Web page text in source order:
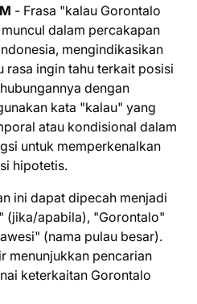
- Frasa "kalau Gorontalo
dalam percakapan
mengindikasikan
rasa ingin tahu terkait posisi
dengan
kata "kalau" yang
atau kondisional dalam
untuk memperkenalkan
hipotetis.
ini dapat dipecah menjadi
(jika/apabila), "Gorontalo"
(nama pulau besar).
menunjukkan pencarian
keterkaitan Gorontalo